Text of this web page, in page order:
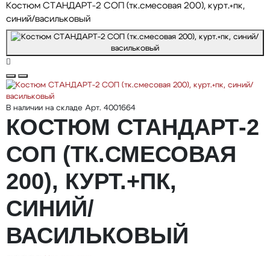
Костюм СТАНДАРТ-2 СОП (тк.смесовая 200), курт.+пк,
синий/васильковый
В наличии на складе Арт. 4001664
КОСТЮМ СТАНДАРТ-2
СОП (ТК.СМЕСОВАЯ
200), КУРТ.+ПК,
СИНИЙ/
ВАСИЛЬКОВЫЙ